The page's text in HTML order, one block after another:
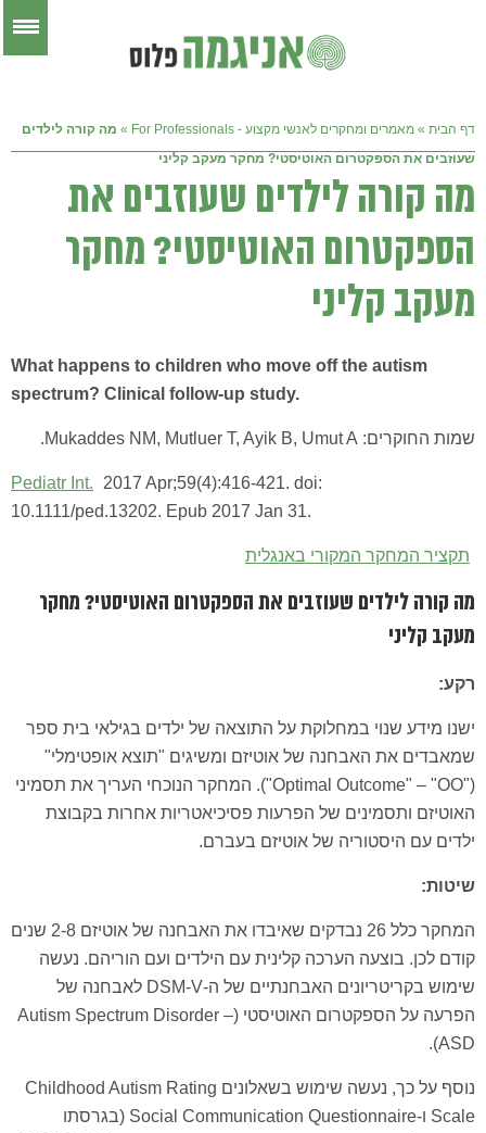
דף הבית » מאמרים ומחקרים לאנשי מקצוע - For Professionals » מה קורה לילדים
שעוזבים את הספקטרום האוטיסטי? מחקר מעקב קליני
מה קורה לילדים שעוזבים את
הספקטרום האוטיסטי? מחקר
מעקב קליני
What happens to children who move off the autism
spectrum? Clinical follow-up study.
שמות החוקרים: Mukaddes NM, Mutluer T, Ayik B, Umut A.
Pediatr Int.
2017 Apr;59(4):416-421. doi:
10.1111/ped.13202. Epub 2017 Jan 31.
תקציר המחקר המקורי באנגלית
מה קורה לילדים שעוזבים את הספקטרום האוטיסטי? מחקר
מעקב קליני
רקע:
ישנו מידע שנוי במחלוקת על התוצאה של ילדים בגילאי בית ספר
שמאבדים את האבחנה של אוטיזם ומשיגים "תוצא אופטימלי"
("Optimal Outcome" – "OO"). המחקר הנוכחי העריך את תסמיני
האוטיזם ותסמינים של הפרעות פסיכיאטריות אחרות בקבוצת
ילדים עם היסטוריה של אוטיזם בעברם.
שיטות:
המחקר כלל 26 נבדקים שאיבדו את האבחנה של אוטיזם 2-8 שנים
קודם לכן. בוצעה הערכה קלינית עם הילדים ועם הוריהם. נעשה
שימוש בקריטריונים האבחנתיים של ה-DSM-V לאבחנה של
הפרעה על הספקטרום האוטיסטי (Autism Spectrum Disorder –
ASD).
נוסף על כך, נעשה שימוש בשאלונים Childhood Autism Rating
Scale ו-Social Communication Questionnaire (בגרסתו